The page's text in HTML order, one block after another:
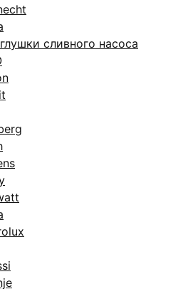
сливного насоса